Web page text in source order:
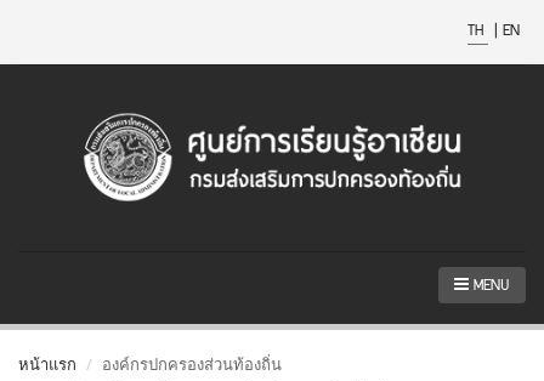
TH | EN
MENU
หน้าแรก
องค์กรปกครองส่วนท้องถิ่น